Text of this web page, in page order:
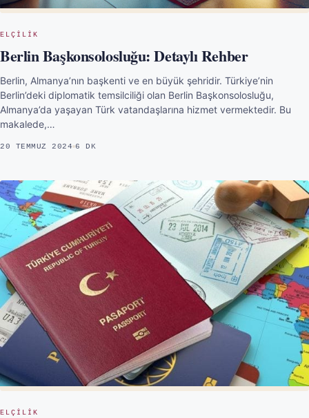
ELÇILIK
Berlin Başkonsolosluğu: Detaylı Rehber
Berlin, Almanya’nın başkenti ve en büyük şehridir. Türkiye’nin
Berlin’deki diplomatik temsilciliği olan Berlin Başkonsolosluğu,
Almanya’da yaşayan Türk vatandaşlarına hizmet vermektedir. Bu
makalede,…
20 TEMMUZ 2024 6 DK
ELÇILIK